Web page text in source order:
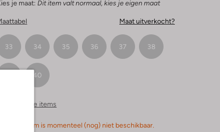
je maat: Dit item valt normaal, kies je eigen maat
Maat uitverkocht?
33 34 35 36 37 38
40
Vergelijkbare items
Sorry, dit item is momenteel (nog) niet beschikbaar.